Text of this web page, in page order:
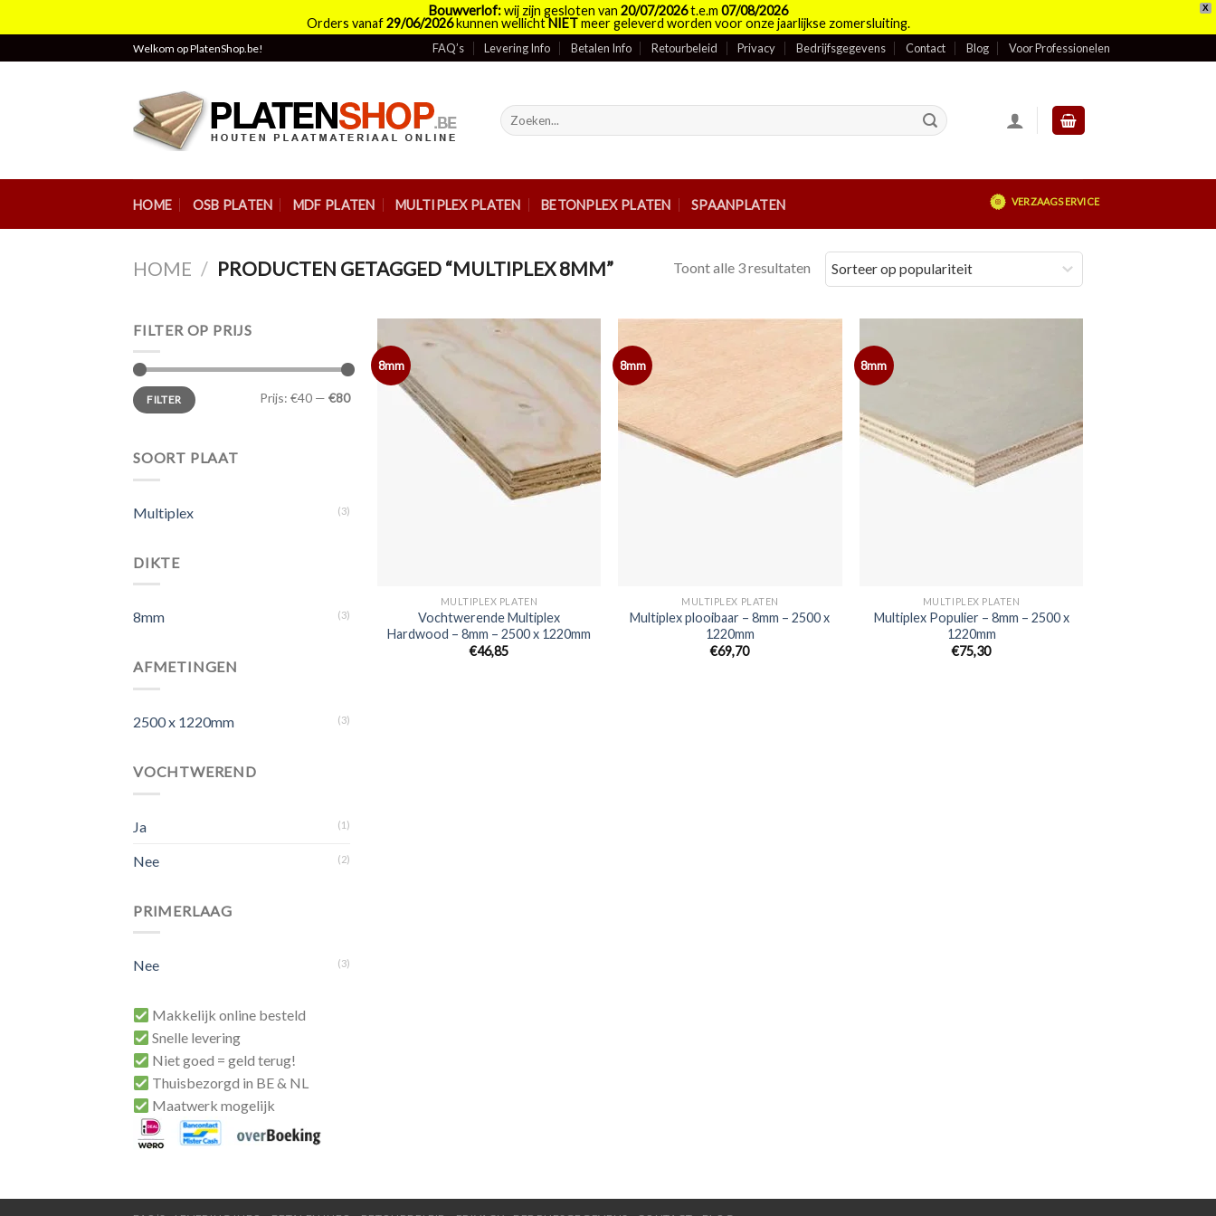
X
Bouwverlof:wij zijn gesloten van 20/07/2026t.e.m 07/08/2026
Orders vanaf29/06/2026kunnen wellichtNIETmeer geleverd worden voor onze jaarlijkse zomersluiting.
to
Welkom op PlatenShop.be! FAQ’s Levering Info Betalen Info Retourbeleid Privacy Bedrijfsgegevens Contact Blog Voor Professionelen
Zoeken
naar:
HOME OSB PLATEN MDF PLATEN MULTIPLEX PLATEN BETONPLEX PLATEN SPAANPLATEN VERZAAGSERVICE
HOME / PRODUCTEN GETAGGED “MULTIPLEX 8MM” Toont alle 3 resultaten
FILTER OP PRIJS
Min.
prijs
Max.
prijsFILTER Prijs: €40 — €80
SOORT PLAAT
Multiplex (3)
DIKTE
8mm (3)
AFMETINGEN
2500 x 1220mm (3)
VOCHTWEREND
Ja (1)
Nee (2)
PRIMERLAAG
Nee (3)
Makkelijk online besteld
Snelle levering
Niet goed = geld terug!
Thuisbezorgd in BE & NL
Maatwerk mogelijk
8mm
MULTIPLEX PLATEN
Vochtwerende Multiplex
Hardwood – 8mm – 2500 x 1220mm
€46,85
8mm
MULTIPLEX PLATEN
Multiplex plooibaar – 8mm – 2500 x
1220mm
€69,70
8mm
MULTIPLEX PLATEN
Multiplex Populier – 8mm – 2500 x
1220mm
€75,30